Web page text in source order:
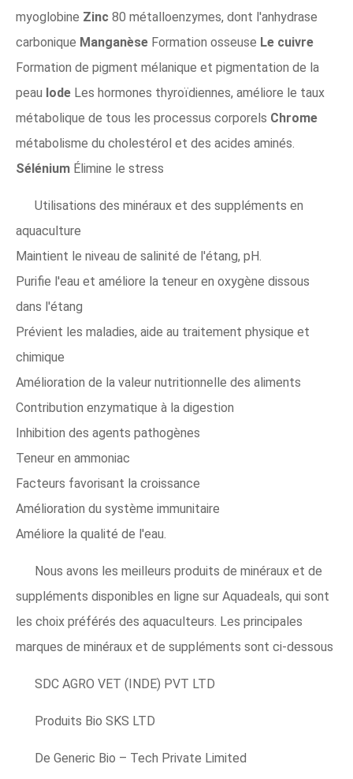
myoglobine Zinc 80 métalloenzymes, dont l'anhydrase
carbonique Manganèse Formation osseuse Le cuivre
Formation de pigment mélanique et pigmentation de la
peau Iode Les hormones thyroïdiennes, améliore le taux
métabolique de tous les processus corporels Chrome
métabolisme du cholestérol et des acides aminés.
Sélénium Élimine le stress
Utilisations des minéraux et des suppléments en
aquaculture
Maintient le niveau de salinité de l'étang, pH.
Purifie l'eau et améliore la teneur en oxygène dissous
dans l'étang
Prévient les maladies, aide au traitement physique et
chimique
Amélioration de la valeur nutritionnelle des aliments
Contribution enzymatique à la digestion
Inhibition des agents pathogènes
Teneur en ammoniac
Facteurs favorisant la croissance
Amélioration du système immunitaire
Améliore la qualité de l'eau.
Nous avons les meilleurs produits de minéraux et de
suppléments disponibles en ligne sur Aquadeals, qui sont
les choix préférés des aquaculteurs. Les principales
marques de minéraux et de suppléments sont ci-dessous
SDC AGRO VET (INDE) PVT LTD
Produits Bio SKS LTD
De Generic Bio – Tech Private Limited